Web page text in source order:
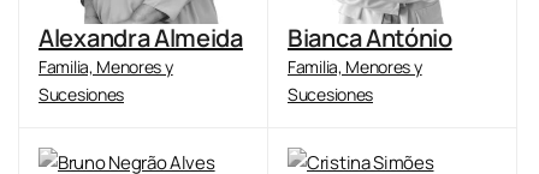
Alexandra Almeida
Familia, Menores y
Sucesiones
Bianca António
Familia, Menores y
Sucesiones